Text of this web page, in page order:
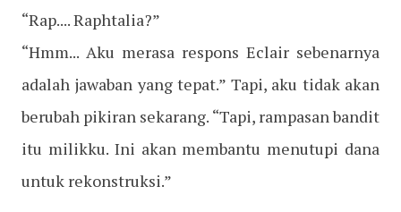
“Rap.... Raphtalia?”
“Hmm... Aku merasa respons Eclair sebenarnya
adalah jawaban yang tepat.” Tapi, aku tidak akan
berubah pikiran sekarang. “Tapi, rampasan bandit
itu milikku. Ini akan membantu menutupi dana
untuk rekonstruksi.”